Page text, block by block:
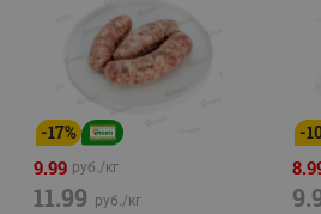
-17%
9.99 руб./кг
11.99 руб./кг
-